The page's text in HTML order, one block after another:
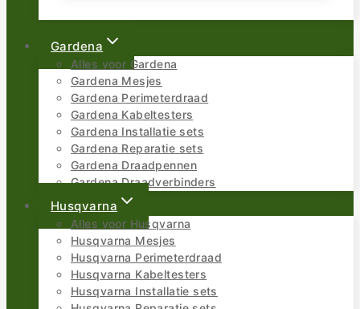
Gardena
Alles voor Gardena
Gardena Mesjes
Gardena Perimeterdraad
Gardena Kabeltesters
Gardena Installatie sets
Gardena Reparatie sets
Gardena Draadpennen
Gardena Draadverbinders
Husqvarna
Alles voor Husqvarna
Husqvarna Mesjes
Husqvarna Perimeterdraad
Husqvarna Kabeltesters
Husqvarna Installatie sets